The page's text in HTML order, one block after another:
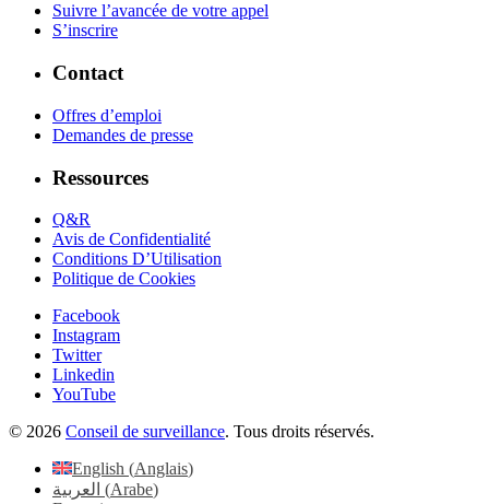
Suivre l’avancée de votre appel
S’inscrire
Contact
Offres d’emploi
Demandes de presse
Ressources
Q&R
Avis de Confidentialité
Conditions D’Utilisation
Politique de Cookies
Facebook
Instagram
Twitter
Linkedin
YouTube
© 2026 Conseil de surveillance. Tous droits réservés.
English (Anglais)
العربية (Arabe)